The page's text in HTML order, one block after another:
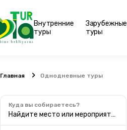
Внутренние
туры
Зарубежные
туры
Главная Однодневные туры
Куда вы собираетесь?
Найдите место или мероприятие